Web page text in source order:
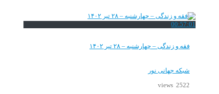
00:57:01
فقه و زندگی – چهارشنبه – ۲۸ تیر ۱۴۰۲
شبکه جهانی نور
2522 views